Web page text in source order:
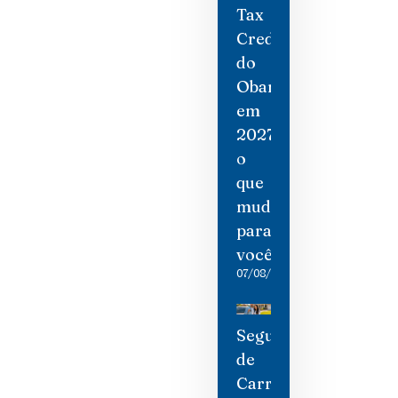
Tax
Credit
do
Obamacare
em
2027:
o
que
mudou
para
você
07/08/2026
Seguro
de
Carro